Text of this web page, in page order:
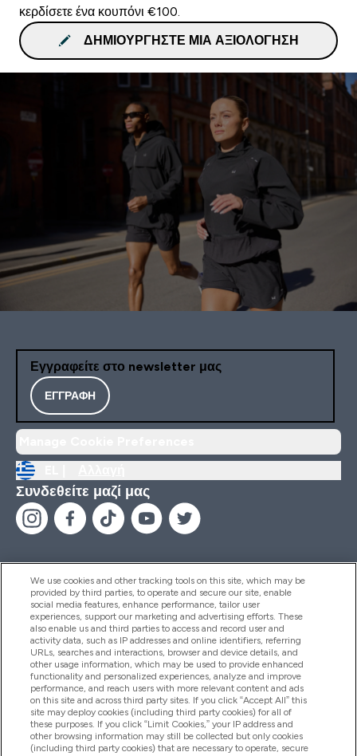
κερδίσετε ένα κουπόνι €100.
ΔΗΜΙΟΥΡΓΉΣΤΕ ΜΙΑ ΑΞΙΟΛΌΓΗΣΗ
Εγγραφείτε στο newsletter μας
ΕΓΓΡΑΦΉ
Συνδεθείτε μαζί μας
Βοήθεια & Πληροφορίες
Προϊόντα
Εταιρικές Πληροφορίες
We use cookies and other tracking tools on this site, which may be
provided by third parties, to operate and secure our site, enable
social media features, enhance performance, tailor user
experiences, support our marketing and advertising efforts. These
also enable us and third parties to access and record user and
activity data, such as IP addresses and online identifiers, referring
URLs, searches and interactions, browser and device details, and
other usage information, which may be used to provide enhanced
functionality and personalized experiences, analyze and improve
performance, and reach users with more relevant content and ads
on this site and across third party sites. If you click “Accept All” this
site may deploy cookies (including third party cookies) for all of
these purposes. If you click “Limit Cookies,” your IP address and
other browsing information may still be collected but only cookies
(including third party cookies) that are necessary to operate, secure